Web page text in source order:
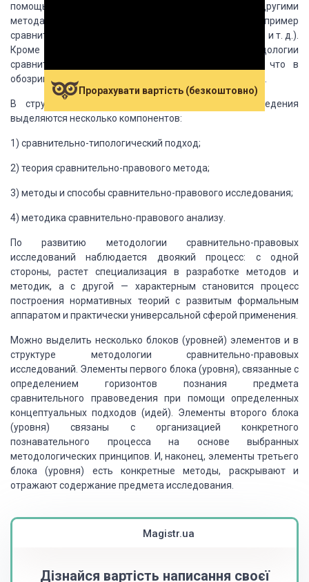
помощью переплетения сравнительного метода с другими
методами образуются его разновидности (например
сравнительно-логический, сравнительно-исторический и т. д.).
Кроме того, с учетом обновления методологии
сравнительного правоведения можно утверждать, что в
обозримой перспективе структура будет усложняться».
В структуре методологии сравнительного правоведения
выделяются несколько компонентов:
1) сравнительно-типологический подход;
2) теория сравнительно-правового метода;
3) методы и способы сравнительно-правового исследования;
4) методика сравнительно-правового анализу.
По развитию методологии сравнительно-правовых
исследований наблюдается двоякий процесс: с одной
стороны, растет специализация в разработке методов и
методик, а с другой — характерным становится процесс
построения нормативных теорий с развитым формальным
аппаратом и практически универсальной сферой применения.
Можно выделить несколько блоков (уровней) элементов и в
структуре методологии сравнительно-правовых
исследований. Элементы первого блока (уровня), связанные с
определением горизонтов познания предмета
сравнительного правоведения при помощи определенных
концептуальных подходов (идей). Элементы второго блока
(уровня) связаны с организацией конкретного
познавательного процесса на основе выбранных
методологических принципов. И, наконец, элементы третьего
блока (уровня) есть конкретные методы, раскрывают и
отражают содержание предмета исследования.
Magistr.ua
Дізнайся вартість написання своєї
Прорахувати вартість (безкоштовно)